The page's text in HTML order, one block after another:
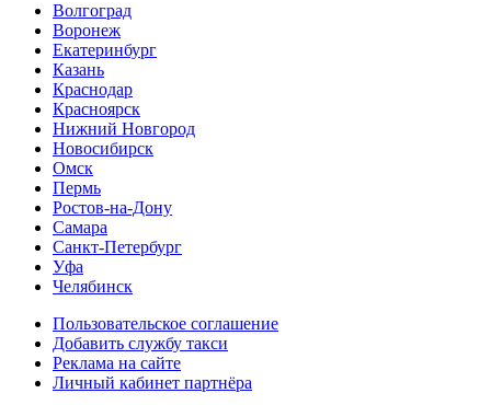
Волгоград
Воронеж
Екатеринбург
Казань
Краснодар
Красноярск
Нижний Новгород
Новосибирск
Омск
Пермь
Ростов-на-Дону
Самара
Санкт-Петербург
Уфа
Челябинск
Пользовательское соглашение
Добавить службу такси
Реклама на сайте
Личный кабинет партнёра